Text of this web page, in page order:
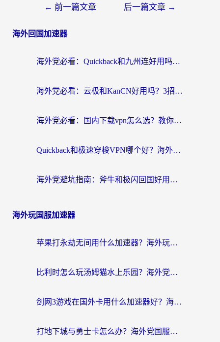
← 前一篇文章 后一篇文章 →
海外回国加速器
海外党必看：Quickback和九州连好用吗？3步选对回国加速器实现无缝刷国内资源
海外党必看：云极和KanCN好用吗？3招教你选对回国加速器（附免费VPN避坑指南）
海外党必看：国内下载vpn怎么选？教你无缝访问国内资源的实用指南
Quickback和极速穿梭VPN哪个好？海外党亲测3招选对回国加速器，看这篇就够了
海外党避坑指南：斧牛和极闪回国好用吗？选对加速器才能无缝刷剧玩游戏
海外玩国服加速器
苹果打永劫无间用什么加速器？海外玩家亲测有效的国服游戏加速指南
比利时怎么玩汤姆猫水上乐园？海外党国服游戏加速终极指南（附无畏契约食之契约解决办法）
剑网3游戏在国外卡用什么加速器好？海外党亲测有效的国服游戏加速指南
打地下城与勇士卡怎么办？海外党国服游戏加速终极指南（附北美欧洲实测）